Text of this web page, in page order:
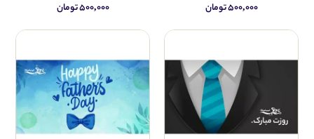
۵۰۰,۰۰۰ تومان ۵۰۰,۰۰۰ تومان